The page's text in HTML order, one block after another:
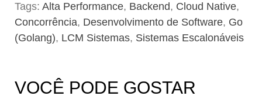
Tags: Alta Performance, Backend, Cloud Native,
Concorrência, Desenvolvimento de Software, Go
(Golang), LCM Sistemas, Sistemas Escalonáveis
VOCÊ PODE GOSTAR